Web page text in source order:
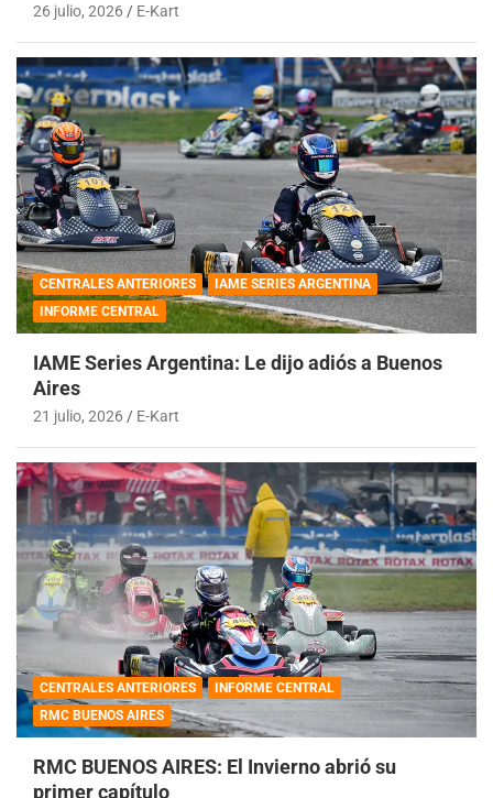
26 julio, 2026 E-Kart
CENTRALES ANTERIORES
IAME SERIES ARGENTINA
INFORME CENTRAL
IAME Series Argentina: Le dijo adiós a Buenos
Aires
21 julio, 2026 E-Kart
CENTRALES ANTERIORES
INFORME CENTRAL
RMC BUENOS AIRES
RMC BUENOS AIRES: El Invierno abrió su
primer capítulo